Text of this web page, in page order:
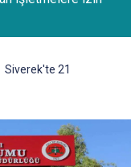
yakalandı
Siverek'te 21